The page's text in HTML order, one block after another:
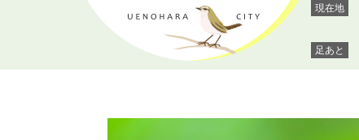
文
現在地
足あと